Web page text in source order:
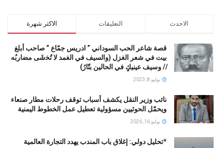
الاكثر شهرة التعليقات الاحدث
قصة شاعر الحب السوداني ” ادريس جمّاع ” صاحب أبلغ
بيت في شعر الغزل (وﺍﻟﺴﻴﻒ ﻓﻲ الغمد ﻻ ﺗُﺨشَى مضاربُه
// ﻭﺳﻴﻒ ﻋﻴﻨﻴﻚٍ ﻓﻲ ﺍﻟﺤﺎﻟﻴﻦ ﺑﺘّﺎﺭُ)
يوليو 8, 2023
نائب وزير النقل يكشف أسباب توقف رحلات مطار صنعاء
ويحمّل الحوثيين مسؤولية تعطيل عمل الخطوط اليمنية
يوليو 16, 2026
*تحليل دولي: إغلاق باب المندب يهدد التجارة العالمية